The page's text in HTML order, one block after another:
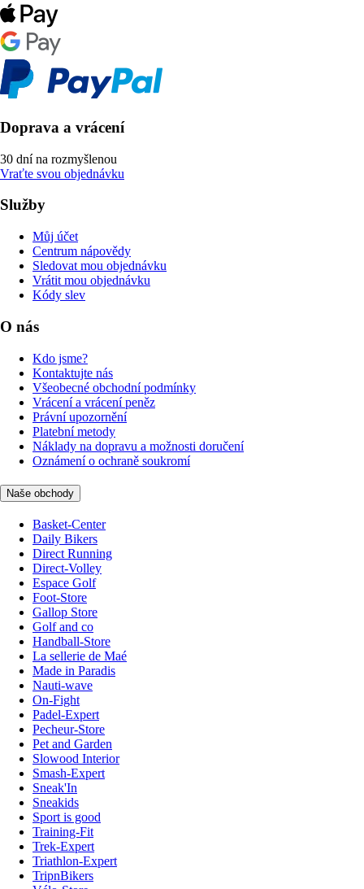
Doprava a vrácení
30 dní na rozmyšlenou
Vraťte svou objednávku
Služby
Můj účet
Centrum nápovědy
Sledovat mou objednávku
Vrátit mou objednávku
Kódy slev
O nás
Kdo jsme?
Kontaktujte nás
Všeobecné obchodní podmínky
Vrácení a vrácení peněz
Právní upozornění
Platební metody
Náklady na dopravu a možnosti doručení
Oznámení o ochraně soukromí
Naše obchody
Basket-Center
Daily Bikers
Direct Running
Direct-Volley
Espace Golf
Foot-Store
Gallop Store
Golf and co
Handball-Store
La sellerie de Maé
Made in Paradis
Nauti-wave
On-Fight
Padel-Expert
Pecheur-Store
Pet and Garden
Slowood Interior
Smash-Expert
Sneak'In
Sneakids
Sport is good
Training-Fit
Trek-Expert
Triathlon-Expert
TripnBikers